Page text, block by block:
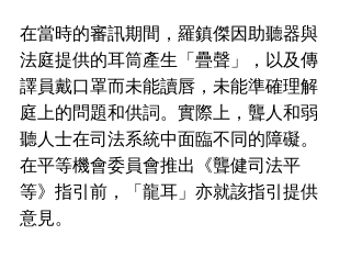
在當時的審訊期間，羅鎮傑因助聽器與
法庭提供的耳筒產生「疊聲」，以及傳
譯員戴口罩而未能讀唇，未能準確理解
庭上的問題和供詞。實際上，聾人和弱
聽人士在司法系統中面臨不同的障礙。
在平等機會委員會推出《聾健司法平
等》指引前，「龍耳」亦就該指引提供
意見。